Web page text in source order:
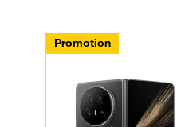
Promotion